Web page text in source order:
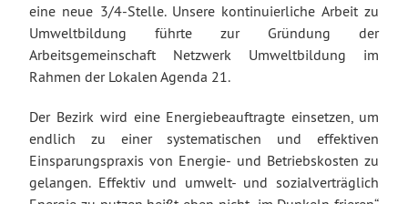
eine neue 3/4-Stelle. Unsere kontinuierliche Arbeit zu
Umweltbildung führte zur Gründung der
Arbeitsgemeinschaft Netzwerk Umweltbildung im
Rahmen der Lokalen Agenda 21.
Der Bezirk wird eine Energiebeauftragte einsetzen, um
endlich zu einer systematischen und effektiven
Einsparungspraxis von Energie- und Betriebskosten zu
gelangen. Effektiv und umwelt- und sozialverträglich